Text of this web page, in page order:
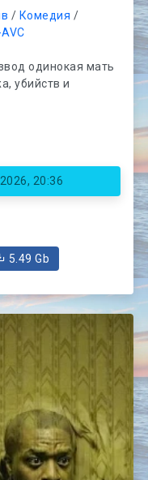
/ Комедия /
одинокая мать
убийств и
20:36
5.49 Gb